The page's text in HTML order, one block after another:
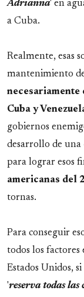
Adrianna' en
a Cuba.
Realmente, esas
mantenimiento
necesariamente
Cuba y
gobiernos
desarrollo de una
para lograr esos
americanas del
tornas.
Para conseguir
todos los factores
Estados Unidos,
'reserva todas las